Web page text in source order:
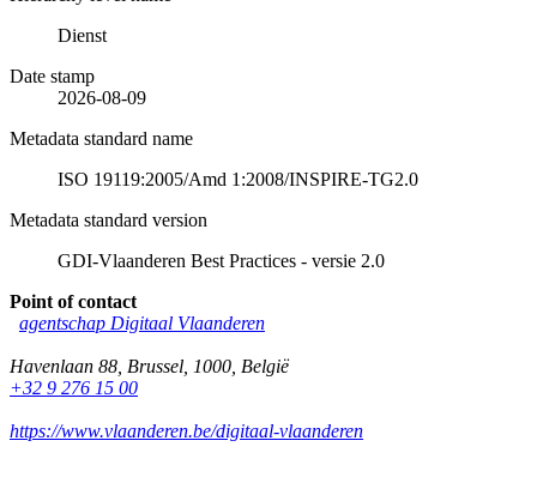
Dienst
Date stamp
2026-08-09
Metadata standard name
ISO 19119:2005/Amd 1:2008/INSPIRE-TG2.0
Metadata standard version
GDI-Vlaanderen Best Practices - versie 2.0
Point of contact
agentschap Digitaal Vlaanderen
Havenlaan 88 Brussel 1000 België
+32 9 276 15 00
https://www.vlaanderen.be/digitaal-vlaanderen